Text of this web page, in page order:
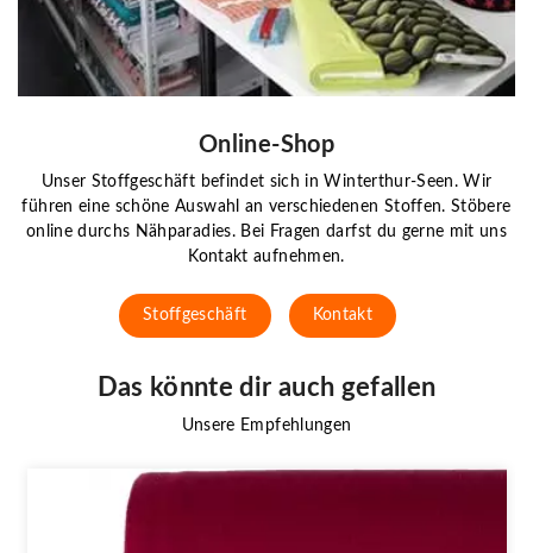
Online-Shop
Unser Stoffgeschäft befindet sich in Winterthur-Seen. Wir
führen eine schöne Auswahl an verschiedenen Stoffen. Stöbere
online durchs Nähparadies. Bei Fragen darfst du gerne mit uns
Kontakt aufnehmen.
Stoffgeschäft Kontakt
Das könnte dir auch gefallen
Unsere Empfehlungen